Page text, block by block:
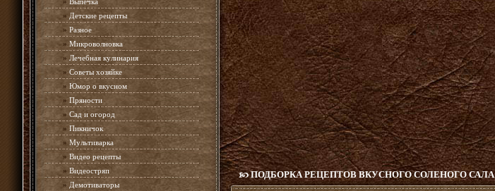
» Детские рецепты
» Разное
» Микроволновка
» Лечебная кулинария
» Советы хозяйке
» Юмор о вкусном
» Пряности
» Сад и огород
» Пикничок
» Мультиварка
» Видео рецепты
» Видеостряп
» Демотиваторы
ПОДБОРКА РЕЦЕПТОВ ВКУСНОГО СОЛЕНОГО САЛА